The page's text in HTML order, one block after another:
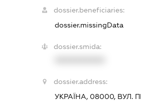
dossier.beneficiaries:
dossier.missingData
dossier.smida:
dossier.address:
УКРАЇНА, 08000, ВУЛ.